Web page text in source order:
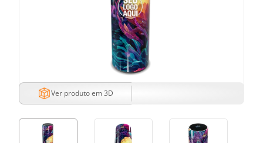
Ver produto em 3D